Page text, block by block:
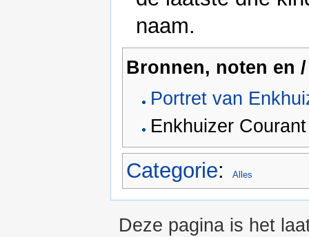
naam.
Bronnen, noten en
Portret van
Enkhuizer
Categorie: Alles
Deze pagina is het